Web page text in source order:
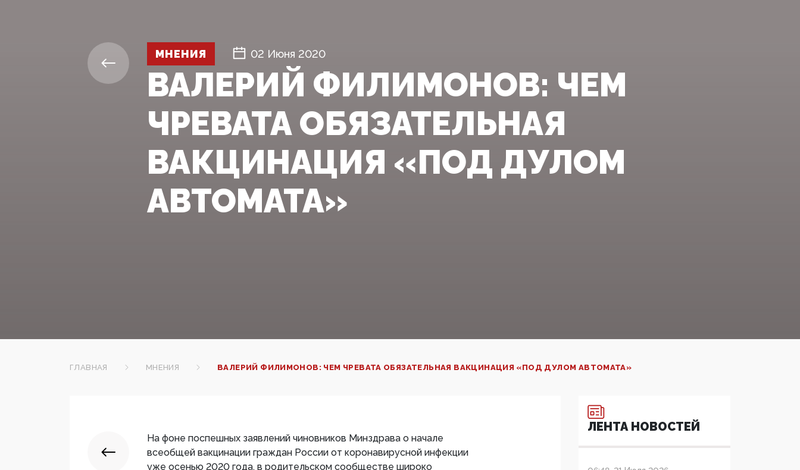
МНЕНИЯ 02 Июня 2020
ВАЛЕРИЙ ФИЛИМОНОВ: ЧЕМ
ЧРЕВАТА ОБЯЗАТЕЛЬНАЯ
ВАКЦИНАЦИЯ «ПОД ДУЛОМ
АВТОМАТА»
ГЛАВНАЯ МНЕНИЯ ВАЛЕРИЙ ФИЛИМОНОВ: ЧЕМ ЧРЕВАТА ОБЯЗАТЕЛЬНАЯ ВАКЦИНАЦИЯ «ПОД ДУЛОМ АВТОМАТА»
На фоне поспешных заявлений чиновников Минздрава о начале
всеобщей вакцинации граждан России от коронавирусной инфекции
уже осенью 2020 года, в родительском сообществе широко
ЛЕНТА НОВОСТЕЙ